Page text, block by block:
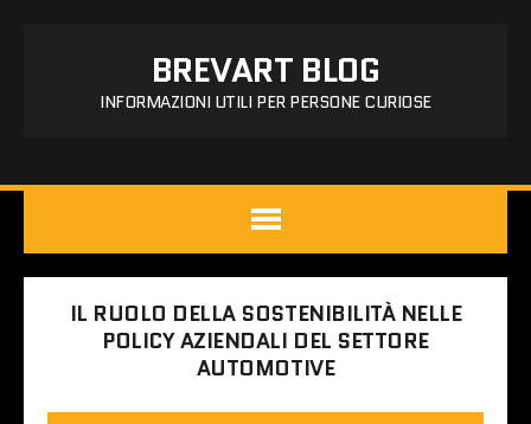
BREVART BLOG
INFORMAZIONI UTILI PER PERSONE CURIOSE
IL RUOLO DELLA SOSTENIBILITÀ NELLE
POLICY AZIENDALI DEL SETTORE
AUTOMOTIVE